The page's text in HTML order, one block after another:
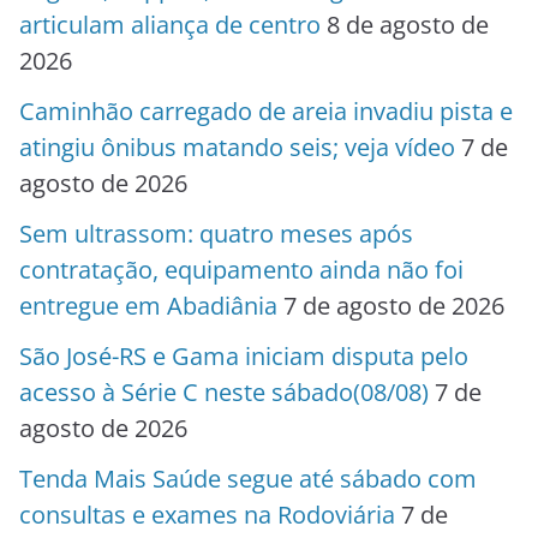
articulam aliança de centro 8 de agosto de
2026
Caminhão carregado de areia invadiu pista e
atingiu ônibus matando seis; veja vídeo 7 de
agosto de 2026
Sem ultrassom: quatro meses após
contratação, equipamento ainda não foi
entregue em Abadiânia 7 de agosto de 2026
São José-RS e Gama iniciam disputa pelo
acesso à Série C neste sábado(08/08) 7 de
agosto de 2026
Tenda Mais Saúde segue até sábado com
consultas e exames na Rodoviária 7 de